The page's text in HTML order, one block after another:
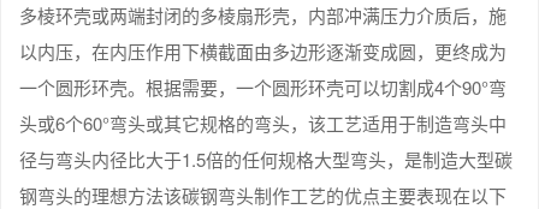
多棱环壳或两端封闭的多棱扇形壳，内部冲满压力介质后，施
以内压，在内压作用下横截面由多边形逐渐变成圆，更终成为
一个圆形环壳。根据需要，一个圆形环壳可以切割成4个90°弯
头或6个60°弯头或其它规格的弯头，该工艺适用于制造弯头中
径与弯头内径比大于1.5倍的任何规格大型弯头，是制造大型碳
钢弯头的理想方法该碳钢弯头制作工艺的优点主要表现在以下